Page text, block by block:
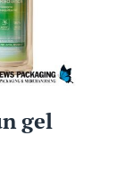
gel